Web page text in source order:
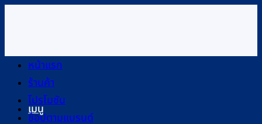
เนื้อหา
เมนู
หน้าแรก
ร้านค้า
โปรโมชัน
ช้อปตามแบรนด์